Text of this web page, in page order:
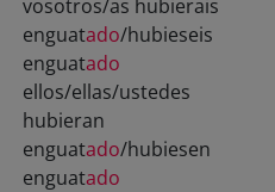
vosotros/as hubierais
enguatado/hubieseis
enguatado
ellos/ellas/ustedes
hubieran
enguatado/hubiesen
enguatado